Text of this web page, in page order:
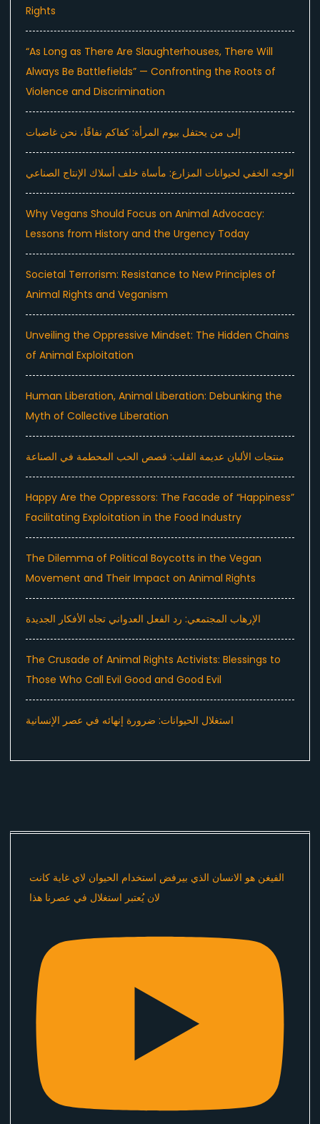
Rights
“As Long as There Are Slaughterhouses, There Will
Always Be Battlefields” — Confronting the Roots of
Violence and Discrimination
إلى من يحتفل بيوم المرأة: كفاكم نفاقًا، نحن غاضبات
الوجه الخفي لحيوانات المزارع: مأساة خلف أسلاك الإنتاج الصناعي
Why Vegans Should Focus on Animal Advocacy:
Lessons from History and the Urgency Today
Societal Terrorism: Resistance to New Principles of
Animal Rights and Veganism
Unveiling the Oppressive Mindset: The Hidden Chains
of Animal Exploitation
Human Liberation, Animal Liberation: Debunking the
Myth of Collective Liberation
منتجات الألبان عديمة القلب: قصص الحب المحطمة في الصناعة
Happy Are the Oppressors: The Facade of “Happiness”
Facilitating Exploitation in the Food Industry
The Dilemma of Political Boycotts in the Vegan
Movement and Their Impact on Animal Rights
الإرهاب المجتمعي: رد الفعل العدواني تجاه الأفكار الجديدة
The Crusade of Animal Rights Activists: Blessings to
Those Who Call Evil Good and Good Evil
استغلال الحيوانات: ضرورة إنهائه في عصر الإنسانية
الفيغن هو الانسان الذي بيرفض استخدام الحيوان لاي غاية كانت